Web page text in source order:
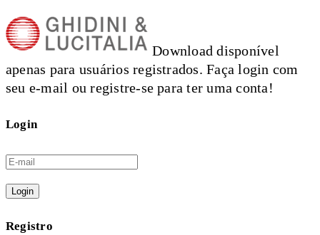
Download disponível
apenas para usuários registrados. Faça login com
seu e-mail ou registre-se para ter uma conta!
Login
Login
Registro